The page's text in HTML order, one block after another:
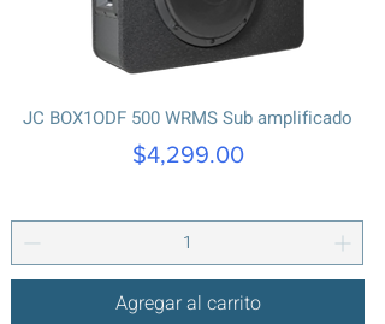
JC BOX1ODF 500 WRMS Sub amplificado
Precio
$4,299.00
Agregar al carrito